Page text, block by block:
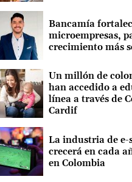
Bancamía
microempresas,
crecimiento más
Un millón de
han accedido a
línea a través de
Cardif
La industria de e-
crecerá en cada
en Colombia